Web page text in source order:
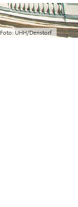
Foto: UHH/Denstorf